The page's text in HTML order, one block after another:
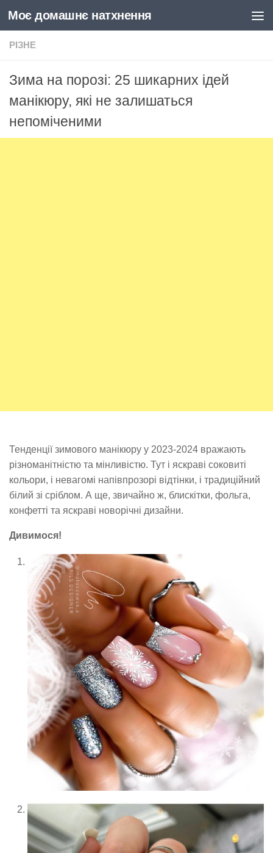
Skip to content
Моє домашнє натхнення
РІЗНЕ
Зима на порозі: 25 шикарних ідей
манікюру, які не залишаться
непоміченими
Тенденції зимового манікюру у 2023-2024 вражають
різноманітністю та мінливістю. Тут і яскраві соковиті
кольори, і невагомі напівпрозорі відтінки, і традиційний
білий зі сріблом. А ще, звичайно ж, блискітки, фольга,
конфетті та яскраві новорічні дизайни.
Дивимося!